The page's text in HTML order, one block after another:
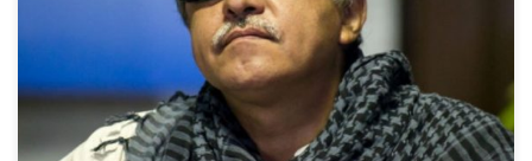
encarcelado con el uso de un cargo por drogas inventado que
proviene de la corte del Distrito Sur de Nueva York. Los cargos son
ampliamente percibidos como un intento […]